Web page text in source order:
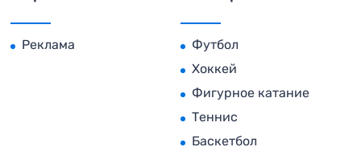
Реклама
Футбол
Хоккей
Фигурное катание
Теннис
Баскетбол